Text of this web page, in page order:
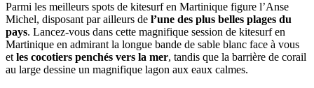
Parmi les meilleurs spots de kitesurf en Martinique figure l’Anse
Michel, disposant par ailleurs de l’une des plus belles plages du
pays. Lancez-vous dans cette magnifique session de kitesurf en
Martinique en admirant la longue bande de sable blanc face à vous
et les cocotiers penchés vers la mer, tandis que la barrière de corail
au large dessine un magnifique lagon aux eaux calmes.